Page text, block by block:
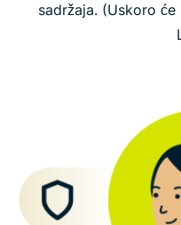
sadržaja. (Uskoro